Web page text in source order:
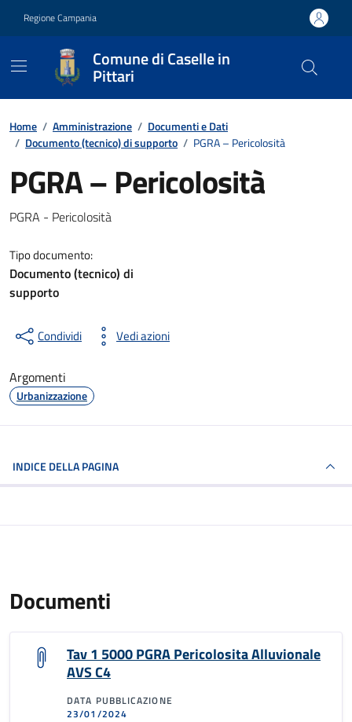
Regione Campania
Comune di Caselle in
Pittari
Contenuti in evidenza
Home / Amministrazione / Documenti e Dati
/ Documento (tecnico) di supporto / PGRA – Pericolosità
PGRA – Pericolosità
Dettagli del documento
PGRA - Pericolosità
Tipo documento:
Documento (tecnico) di
supporto
Condividi Vedi azioni
Argomenti
Urbanizzazione
INDICE DELLA PAGINA
Documenti
Tav 1 5000 PGRA Pericolosita Alluvionale
AVS C4
DATA PUBBLICAZIONE
23/01/2024